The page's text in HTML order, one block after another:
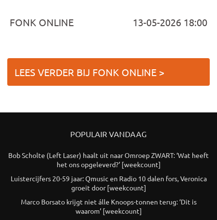
FONK ONLINE 13-05-2026 18:00
LEES VERDER BIJ FONK ONLINE >
POPULAIR VANDAAG
Bob Scholte (Left Laser) haalt uit naar Omroep ZWART: ‘Wat heeft
het ons opgeleverd?’ [weekcount]
Luistercijfers 20-59 jaar: Qmusic en Radio 10 dalen fors, Veronica
groeit door [weekcount]
Marco Borsato krijgt niet álle Knoops-tonnen terug: ‘Dit is
waarom’ [weekcount]